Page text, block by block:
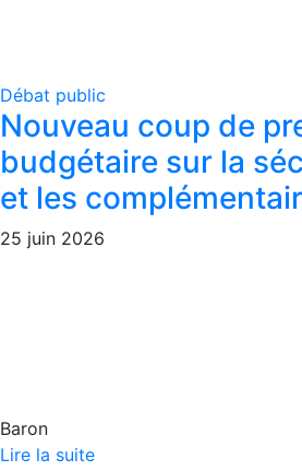
Débat public
Nouveau coup de
budgétaire sur la
et les
25 juin 2026
Baron
Lire la suite